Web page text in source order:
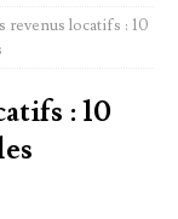
revenus locatifs : 10
: 10